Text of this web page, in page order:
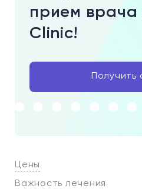
Цены
Важность лечения
прием врача
Clinic!
Получить